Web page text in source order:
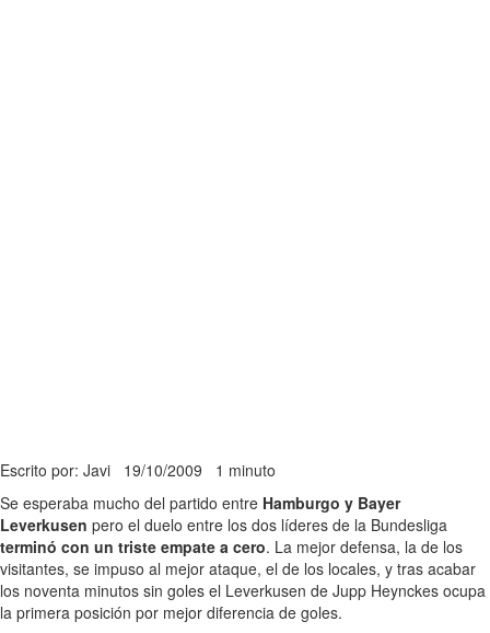
Escrito por: Javi 19/10/2009 1 minuto
Se esperaba mucho del partido entre Hamburgo y Bayer
Leverkusen pero el duelo entre los dos líderes de la Bundesliga
terminó con un triste empate a cero. La mejor defensa, la de los
visitantes, se impuso al mejor ataque, el de los locales, y tras acabar
los noventa minutos sin goles el Leverkusen de Jupp Heynckes ocupa
la primera posición por mejor diferencia de goles.